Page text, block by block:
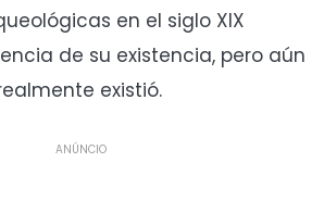
en el siglo XIX
de su existencia, pero aún
existió.
ANÚNCIO